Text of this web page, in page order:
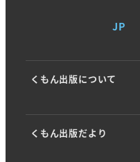
JP
くもん出版について
くもん出版だより